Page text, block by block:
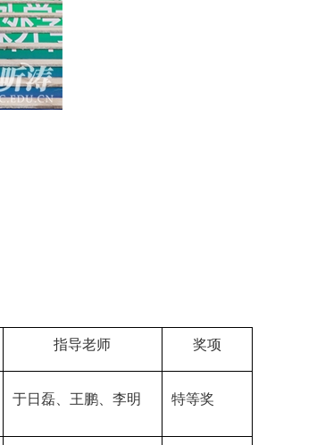
指导老师 奖项
于日磊、王鹏、李明 特等奖